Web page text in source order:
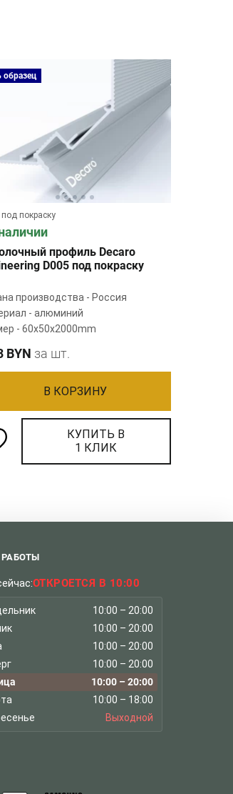
образец
покраску
профиль Decaro
D005 под покраску
производства - Россия
- алюминий
- 60х50х2000mm
BYN за шт.
В КОРЗИНУ
КУПИТЬ В
1 КЛИК
ОТКРОЕТСЯ В 10:00
10:00 – 20:00
10:00 – 20:00
10:00 – 20:00
10:00 – 20:00
10:00 – 20:00
10:00 – 18:00
Выходной